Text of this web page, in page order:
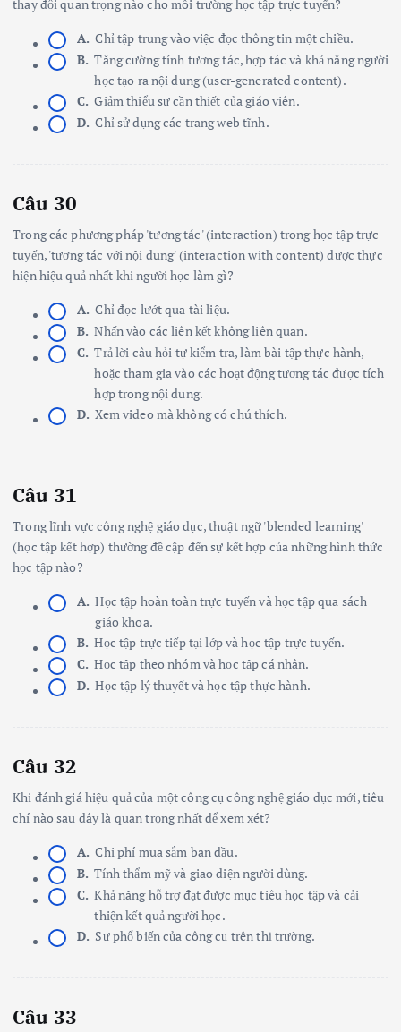
thay đổi quan trọng nào cho môi trường học tập trực tuyến?
A. Chỉ tập trung vào việc đọc thông tin một chiều.
B. Tăng cường tính tương tác, hợp tác và khả năng người
học tạo ra nội dung (user-generated content).
C. Giảm thiểu sự cần thiết của giáo viên.
D. Chỉ sử dụng các trang web tĩnh.
Câu 30
Trong các phương pháp 'tương tác' (interaction) trong học tập trực
tuyến, 'tương tác với nội dung' (interaction with content) được thực
hiện hiệu quả nhất khi người học làm gì?
A. Chỉ đọc lướt qua tài liệu.
B. Nhấn vào các liên kết không liên quan.
C. Trả lời câu hỏi tự kiểm tra, làm bài tập thực hành,
hoặc tham gia vào các hoạt động tương tác được tích
hợp trong nội dung.
D. Xem video mà không có chú thích.
Câu 31
Trong lĩnh vực công nghệ giáo dục, thuật ngữ 'blended learning'
(học tập kết hợp) thường đề cập đến sự kết hợp của những hình thức
học tập nào?
A. Học tập hoàn toàn trực tuyến và học tập qua sách
giáo khoa.
B. Học tập trực tiếp tại lớp và học tập trực tuyến.
C. Học tập theo nhóm và học tập cá nhân.
D. Học tập lý thuyết và học tập thực hành.
Câu 32
Khi đánh giá hiệu quả của một công cụ công nghệ giáo dục mới, tiêu
chí nào sau đây là quan trọng nhất để xem xét?
A. Chi phí mua sắm ban đầu.
B. Tính thẩm mỹ và giao diện người dùng.
C. Khả năng hỗ trợ đạt được mục tiêu học tập và cải
thiện kết quả người học.
D. Sự phổ biến của công cụ trên thị trường.
Câu 33